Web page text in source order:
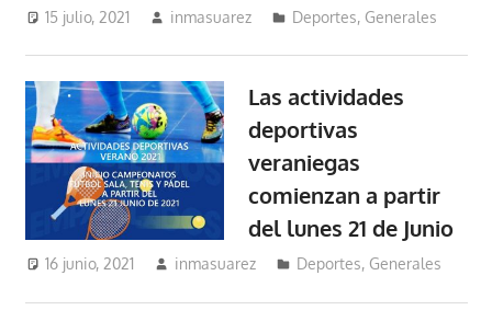
15 julio, 2021 inmasuarez Deportes, Generales
Las actividades
deportivas
veraniegas
comienzan a partir
del lunes 21 de Junio
16 junio, 2021 inmasuarez Deportes, Generales